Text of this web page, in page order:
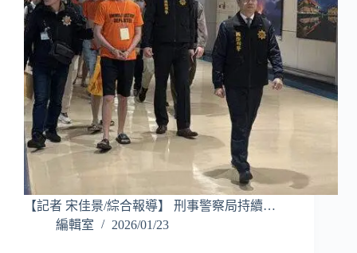
【記者 宋佳景/綜合報導】 刑事警察局持續…
編輯室
2026/01/23